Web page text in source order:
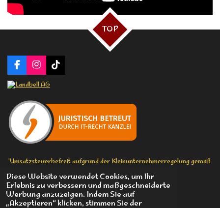
Diese Website verwendet Cookies, um Ihr
Erlebnis zu verbessern und maßgeschneiderte
Werbung anzuzeigen. Indem Sie auf
„Akzeptieren“ klicken, stimmen Sie der
TOP
F
a
c
b
o
I
n
s
a
r
a
m
T
i
o
"Umsatzsteuerbefreit aufgrund der Kleinunternehmerregelung gemäß
§ 19 UStG."
© 2026 Boom Chicka Boom St.Pauli - Michael Westphal
Mit Unterstützung vonWebador